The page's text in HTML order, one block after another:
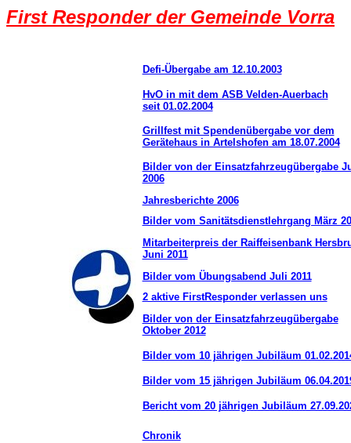
First Responder der Gemeinde Vorra
Defi-Übergabe am 12.10.2003
HvO in mit dem ASB Velden-Auerbach
seit 01.02.2004
Grillfest mit Spendenübergabe vor dem
Gerätehaus in Artelshofen am 18.07.2004
Bilder von der Einsatzfahrzeugübergabe
2006
Jahresberichte 2006
Bilder vom Sanitätsdienstlehrgang März
Mitarbeiterpreis der Raiffeisenbank
Juni 2011
Bilder vom Übungsabend Juli 2011
2 aktive FirstResponder verlassen uns
Bilder von der Einsatzfahrzeugübergabe
Oktober 2012
Bilder vom 10 jährigen Jubiläum
Bilder vom 15 jährigen Jubiläum
Bericht vom 20 jährigen Jubiläum
Chronik